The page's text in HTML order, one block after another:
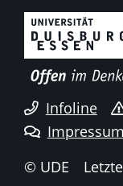
Infoline
Impressum
© UDE